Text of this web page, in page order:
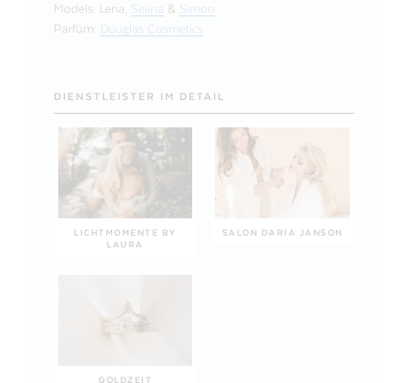
Models: Lena, Selina & Simon
Parfüm: Douglas Cosmetics
DIENSTLEISTER IM DETAIL
LICHTMOMENTE BY
LAURA
SALON DARIA JANSON
GOLDZEIT